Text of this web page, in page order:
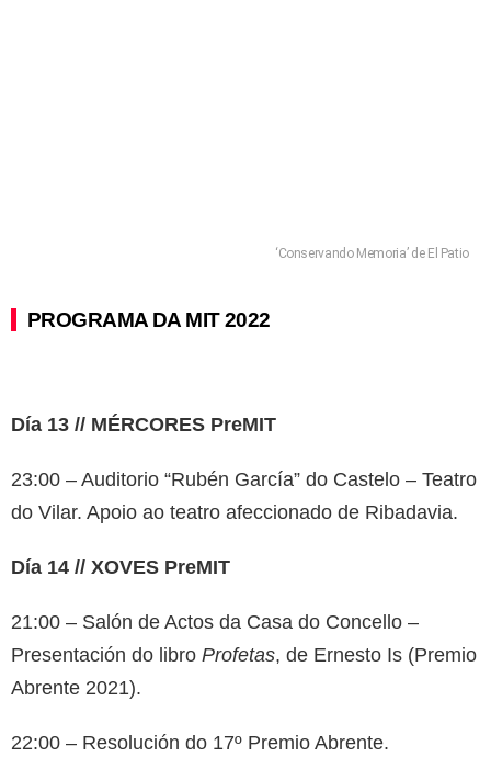
‘Conservando Memoria’ de El Patio
PROGRAMA DA MIT 2022
Día 13 // MÉRCORES PreMIT
23:00 – Auditorio “Rubén García” do Castelo – Teatro
do Vilar. Apoio ao teatro afeccionado de Ribadavia.
Día 14 // XOVES PreMIT
21:00 – Salón de Actos da Casa do Concello –
Presentación do libro Profetas, de Ernesto Is (Premio
Abrente 2021).
22:00 – Resolución do 17º Premio Abrente.